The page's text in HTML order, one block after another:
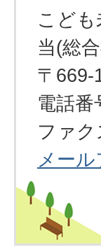
こど
当(総
〒669-
電話番
ファク
メー